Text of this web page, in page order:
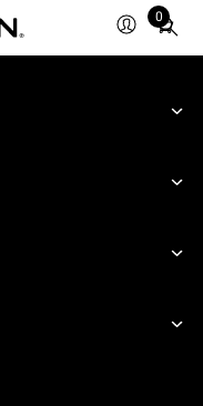
0
Total
items
cart: